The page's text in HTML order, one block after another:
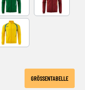
VERDE-ROJO WINE-NAVY
YELLOW-ROYAL
GRÖSSENTABELLE